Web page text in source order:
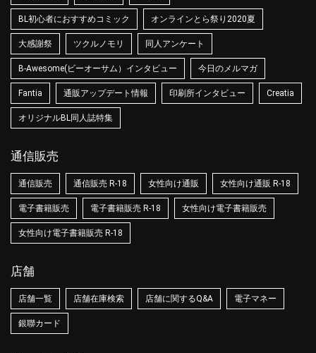
BL初心者におすすめコミック オンラインとら祭り2020夏
大感謝祭 ツクルノモリ 同人アンケート
B-Awesome(ビーオーサム）インタビュー 今日のメルマガ
Fantia 通販アップデート情報 印刷所インタビュー Creatia
オリジナルBL同人誌特集
通信販売
通信販売 通信販売 R-18 女性向け通販 女性向け通販 R-18
電子書籍販売 電子書籍販売 R-18 女性向け電子書籍販売
女性向け電子書籍販売 R-18
店舗
店舗一覧 店舗在庫検索 店舗に関するQ&A 電子マネー
銀聯カード